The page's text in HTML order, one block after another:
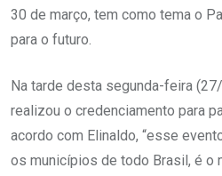
30 de março, tem como tema o
para o futuro.
Na tarde desta segunda-feira
realizou o credenciamento para
acordo com Elinaldo, “esse
os municípios de todo Brasil, é o